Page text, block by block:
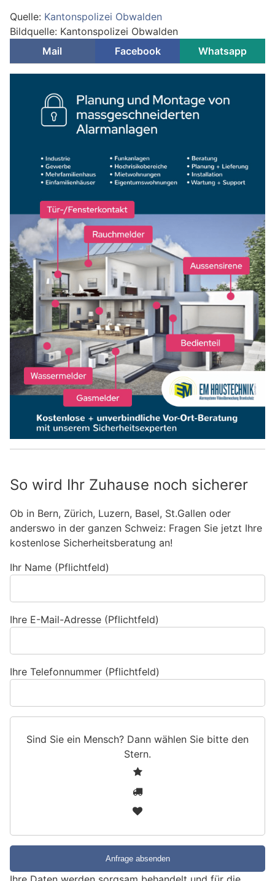
Quelle: Kantonspolizei Obwalden
Bildquelle: Kantonspolizei Obwalden
Mail
Facebook Whatsapp
So wird Ihr Zuhause noch sicherer
Ob in Bern, Zürich, Luzern, Basel, St.Gallen oder
anderswo in der ganzen Schweiz: Fragen Sie jetzt Ihre
kostenlose Sicherheitsberatung an!
Ihr Name (Pflichtfeld)
Ihre E-Mail-Adresse (Pflichtfeld)
Ihre Telefonnummer (Pflichtfeld)
Sind Sie ein Mensch? Dann wählen Sie bitte den
Stern.
e